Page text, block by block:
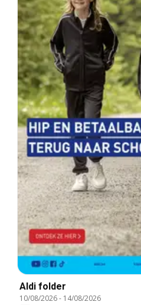
Aldi folder
10/08/2026- 14/08/2026